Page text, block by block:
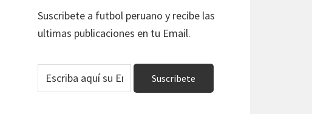
Suscribete a futbol peruano y recibe las
ultimas publicaciones en tu Email.